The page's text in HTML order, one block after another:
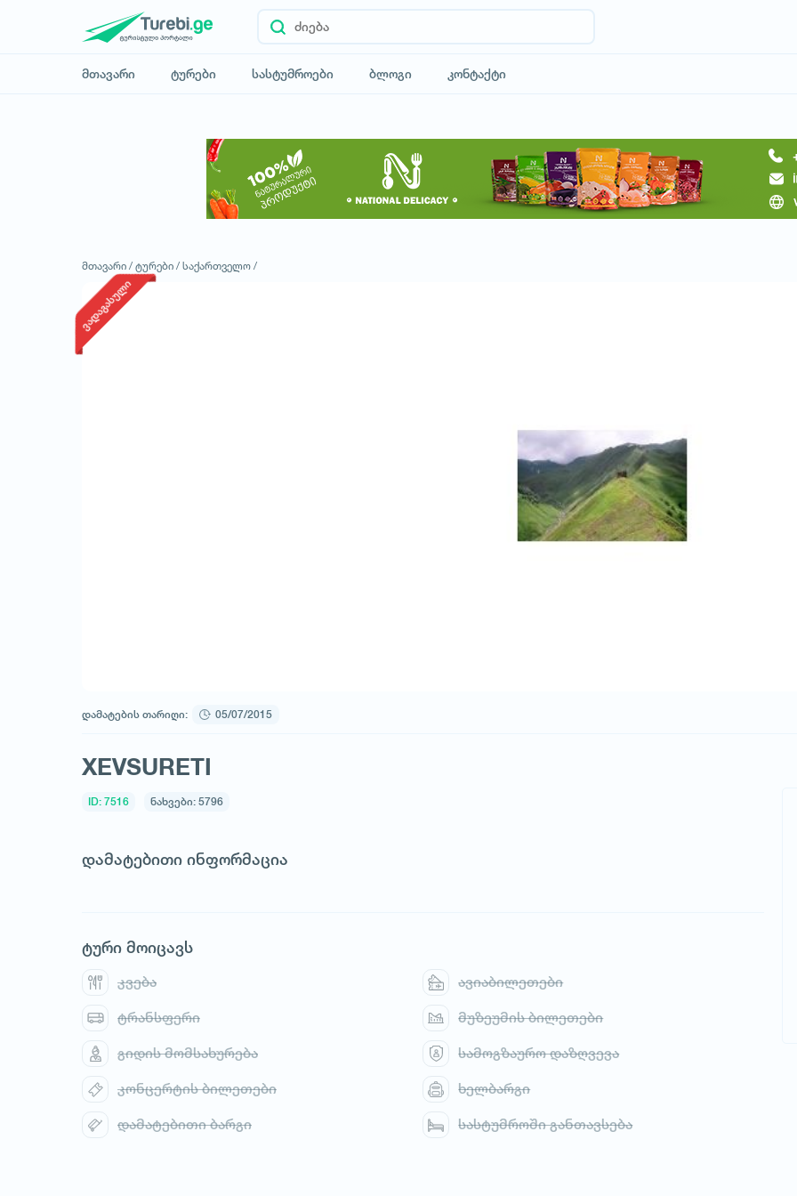
მთავარი ტურები სასტუმროები ბლოგი კონტაქტი
მოითხოვე ტური
1 / 1
მთავარი / ტურები / საქართველო /
ვადაგასული
დამატების თარიღი: 05/07/2015
XEVSURETI
ID: 7516 ნახვები: 5796
დამატებითი ინფორმაცია
ტური მოიცავს
კვება ავიაბილეთები
ტრანსფერი მუზეუმის ბილეთები
გიდის მომსახურება სამოგზაურო დაზღვევა
კონცერტის ბილეთები ხელბარგი
დამატებითი ბარგი სასტუმროში განთავსება